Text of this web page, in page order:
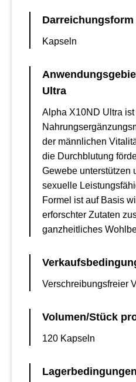
Darreichungsform
Kapseln
Ultra
Alpha X10ND Ultra
der männlichen
die Durchblutung
Gewebe unterstützen
sexuelle
Formel ist auf Basis
erforschter Zutaten
ganzheitliches
Verschreibungsfreier
Volumen/Stück
120 Kapseln
Lagerbedingungen